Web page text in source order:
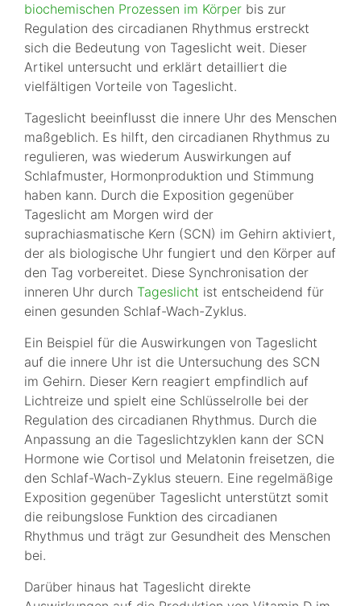
biochemischen Prozessen im Körper bis zur
Regulation des circadianen Rhythmus erstreckt
sich die Bedeutung von Tageslicht weit. Dieser
Artikel untersucht und erklärt detailliert die
vielfältigen Vorteile von Tageslicht.
Tageslicht beeinflusst die innere Uhr des Menschen
maßgeblich. Es hilft, den circadianen Rhythmus zu
regulieren, was wiederum Auswirkungen auf
Schlafmuster, Hormonproduktion und Stimmung
haben kann. Durch die Exposition gegenüber
Tageslicht am Morgen wird der
suprachiasmatische Kern (SCN) im Gehirn aktiviert,
der als biologische Uhr fungiert und den Körper auf
den Tag vorbereitet. Diese Synchronisation der
inneren Uhr durch Tageslicht ist entscheidend für
einen gesunden Schlaf-Wach-Zyklus.
Ein Beispiel für die Auswirkungen von Tageslicht
auf die innere Uhr ist die Untersuchung des SCN
im Gehirn. Dieser Kern reagiert empfindlich auf
Lichtreize und spielt eine Schlüsselrolle bei der
Regulation des circadianen Rhythmus. Durch die
Anpassung an die Tageslichtzyklen kann der SCN
Hormone wie Cortisol und Melatonin freisetzen, die
den Schlaf-Wach-Zyklus steuern. Eine regelmäßige
Exposition gegenüber Tageslicht unterstützt somit
die reibungslose Funktion des circadianen
Rhythmus und trägt zur Gesundheit des Menschen
bei.
Darüber hinaus hat Tageslicht direkte